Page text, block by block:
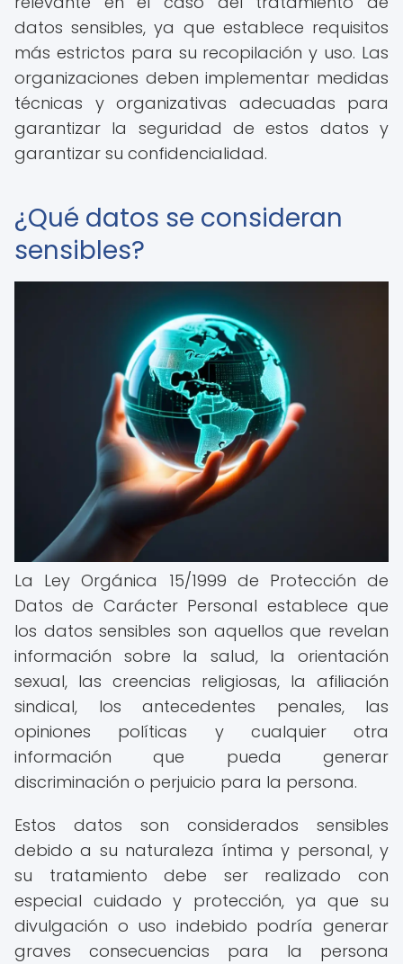
datos sensibles, ya que establece requisitos
más estrictos para su recopilación y uso. Las
organizaciones deben implementar medidas
técnicas y organizativas adecuadas para
garantizar la seguridad de estos datos y
garantizar su confidencialidad.
¿Qué datos se consideran
sensibles?
La Ley Orgánica 15/1999 de Protección de
Datos de Carácter Personal establece que
los datos sensibles son aquellos que revelan
información sobre la salud, la orientación
sexual, las creencias religiosas, la afiliación
sindical, los antecedentes penales, las
opiniones políticas y cualquier otra
información que pueda generar
discriminación o perjuicio para la persona.
Estos datos son considerados sensibles
debido a su naturaleza íntima y personal, y
su tratamiento debe ser realizado con
especial cuidado y protección, ya que su
divulgación o uso indebido podría generar
graves consecuencias para la persona